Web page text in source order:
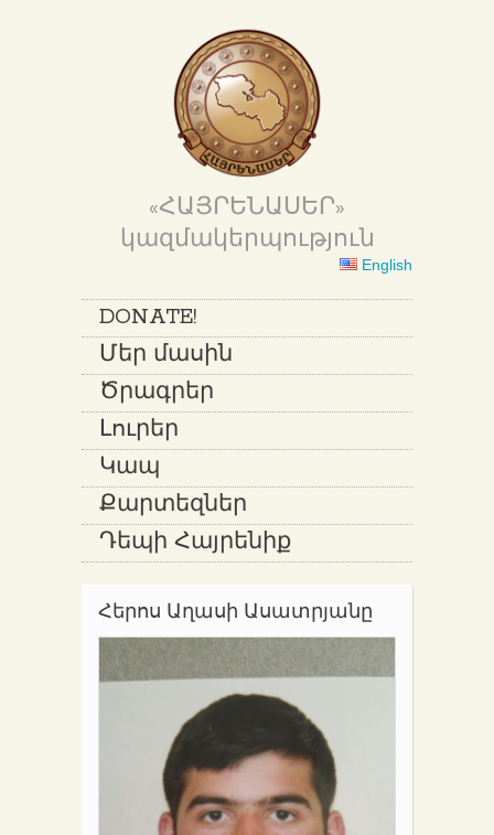
«ՀԱՅՐԵՆԱՍԵՐ»
կազմակերպություն
English
DONATE!
Մեր մասին
Ծրագրեր
Լուրեր
Կապ
Քարտեզներ
Դեպի Հայրենիք
Հերոս Աղասի Ասատրյանը